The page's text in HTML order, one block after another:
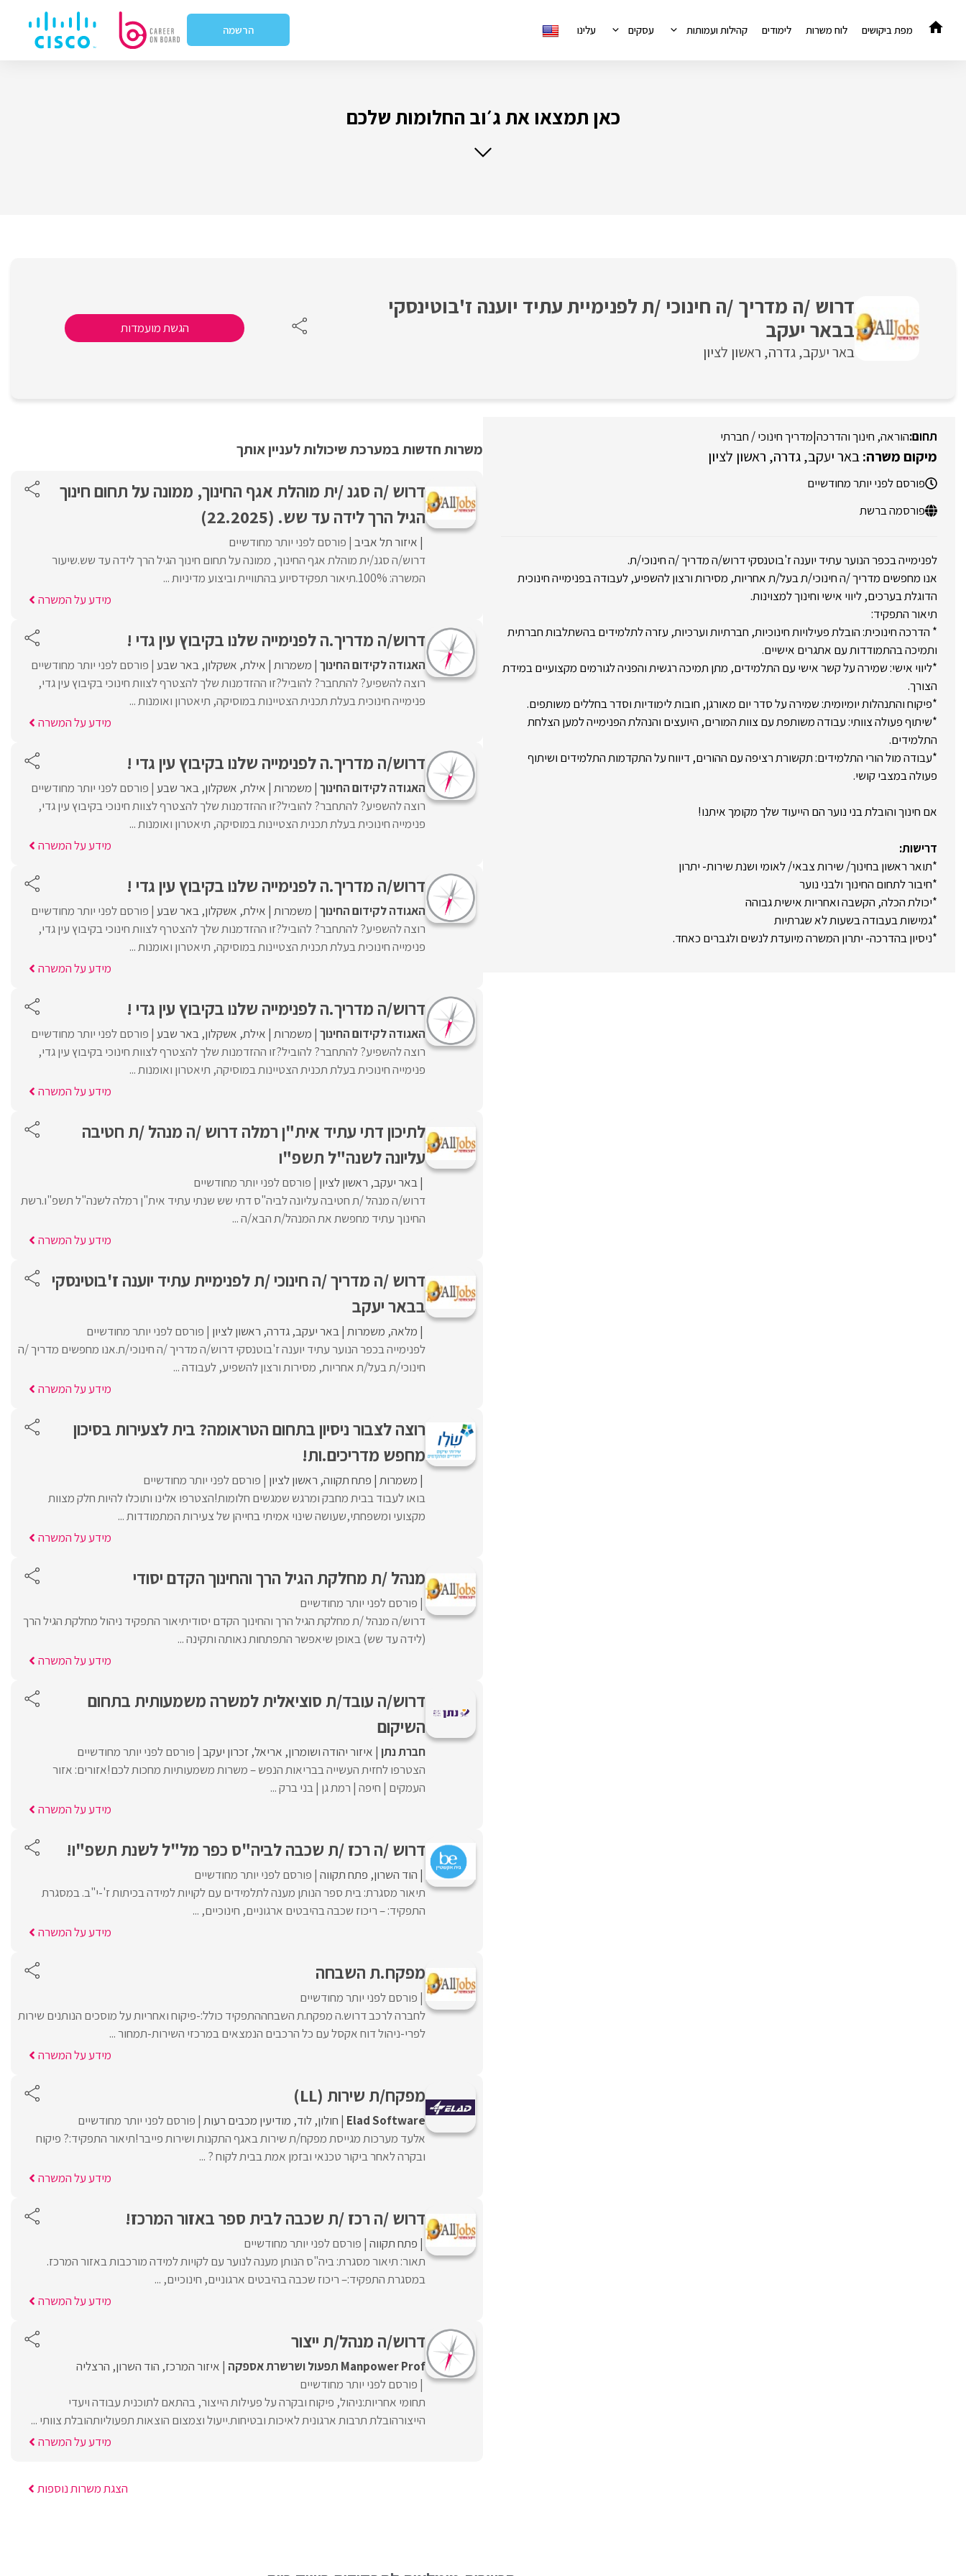
לתוכן
מפת ביקושים לוח משרות לימודים קהילות ועמותות עסקים עלינו הרשמה
כאן תמצאו את ג׳וב החלומות שלכם
דרוש /ה מדריך /ה חינוכי /ת לפנימיית עתיד יוענה ז'בוטינסקי
בבאר יעקב
באר יעקב גדרה ראשון לציון
הגשת מועמדות
הוראה, חינוך והדרכה|מדריך חינוכי / חברתי
באר יעקב גדרה ראשון לציון
פורסם לפני יותר מחודשיים
פורסמה ברשת
לפנימייה בכפר הנוער עתיד יוענה ז'בוטנסקי דרוש/ה מדריך /ה חינוכי/ת.
אנו מחפשים מדריך /ה חינוכי/ת בעל/ת אחריות, מסירות ורצון להשפיע, לעבודה בפנימייה חינוכית
הדוגלת בערכים, ליווי אישי וחינוך למצוינות.
תיאור התפקיד:
* הדרכה חינוכית: הובלת פעילויות חינוכיות, חברתיות וערכיות, עזרה לתלמידים בהשתלבות חברתית
ותמיכה בהתמודדות עם אתגרים אישיים.
*ליווי אישי: שמירה על קשר אישי עם התלמידים, מתן תמיכה רגשית והפניה לגורמים מקצועיים במידת
הצורך.
*פיקוח והתנהלות יומיומית: שמירה על סדר יום מאורגן, חובות לימודיות וסדר בחללים משותפים.
*שיתוף פעולה צוותי: עבודה משותפת עם צוות המורים, היועצים והנהלת הפנימייה למען הצלחת
התלמידים.
*עבודה מול הורי התלמידים: תקשורת רציפה עם ההורים, דיווח על התקדמות התלמידים ושיתוף
פעולה במצבי קושי.
אם חינוך והובלת בני נוער הם הייעוד שלך מקומך איתנו!
דרישות:
*תואר ראשון בחינוך/ שירות צבאי/ לאומי ושנת שירות- יתרון
*חיבור לתחום החינוך ולבני נוער
*יכולת הכלה, הקשבה ואחריות אישית גבוהה
*גמישות בעבודה בשעות לא שגרתיות
*ניסיון בהדרכה- יתרון המשרה מיועדת לנשים ולגברים כאחד.
משרות חדשות במערכת שיכולות לעניין אותך
דרוש /ה סגנ /ית מוהלת אגף החינוך, ממונה על תחום חינוך
הגיל הרך לידה עד שש. (22.2025)
איזור תל אביב פורסם לפני יותר מחודשיים
דרוש/ה סגנ/ית מוהלת אגף החינוך, ממונה על תחום חינוך הגיל הרך לידה עד שש.שיעור
המשרה: 100%.תיאור תפקידסיוע בהתוויית וביצוע מדיניות ...
מידע על המשרה
דרוש/ה מדריך.ה לפנימייה שלנו בקיבוץ עין גדי !
האגודה לקידום החינוך משמרות אילת אשקלון באר שבע פורסם לפני יותר מחודשיים
רוצה להשפיע? להתחבר? להוביל?זו ההזדמנות שלך להצטרף לצוות חינוכי בקיבוץ עין גדי,
פנימייה חינוכית בעלת תכנית הצטיינות במוסיקה, תיאטרון ואומנות ...
מידע על המשרה
דרוש/ה מדריך.ה לפנימייה שלנו בקיבוץ עין גדי !
האגודה לקידום החינוך משמרות אילת אשקלון באר שבע פורסם לפני יותר מחודשיים
רוצה להשפיע? להתחבר? להוביל?זו ההזדמנות שלך להצטרף לצוות חינוכי בקיבוץ עין גדי,
פנימייה חינוכית בעלת תכנית הצטיינות במוסיקה, תיאטרון ואומנות ...
מידע על המשרה
דרוש/ה מדריך.ה לפנימייה שלנו בקיבוץ עין גדי !
האגודה לקידום החינוך משמרות אילת אשקלון באר שבע פורסם לפני יותר מחודשיים
רוצה להשפיע? להתחבר? להוביל?זו ההזדמנות שלך להצטרף לצוות חינוכי בקיבוץ עין גדי,
פנימייה חינוכית בעלת תכנית הצטיינות במוסיקה, תיאטרון ואומנות ...
מידע על המשרה
דרוש/ה מדריך.ה לפנימייה שלנו בקיבוץ עין גדי !
האגודה לקידום החינוך משמרות אילת אשקלון באר שבע פורסם לפני יותר מחודשיים
רוצה להשפיע? להתחבר? להוביל?זו ההזדמנות שלך להצטרף לצוות חינוכי בקיבוץ עין גדי,
פנימייה חינוכית בעלת תכנית הצטיינות במוסיקה, תיאטרון ואומנות ...
מידע על המשרה
לתיכון דתי עתיד אית"ן רמלה דרוש /ה מנהל /ת חטיבה
עליונה לשנה"ל תשפ"ו
באר יעקב ראשון לציון פורסם לפני יותר מחודשיים
דרוש/ה מנהל /ת חטיבה עליונה לביה"ס דתי שש שנתי עתיד אית"ן רמלה לשנה"ל תשפ"ו.רשת
החינוך עתיד מחפשת את המנהל/ת הבא/ה ...
מידע על המשרה
דרוש /ה מדריך /ה חינוכי /ת לפנימיית עתיד יוענה ז'בוטינסקי
בבאר יעקב
מלאה משמרות באר יעקב גדרה ראשון לציון פורסם לפני יותר מחודשיים
לפנימייה בכפר הנוער עתיד יוענה ז'בוטנסקי דרוש/ה מדריך /ה חינוכי/ת.אנו מחפשים מדריך /ה
חינוכי/ת בעל/ת אחריות, מסירות ורצון להשפיע, לעבודה ...
מידע על המשרה
רוצה לצבור ניסיון בתחום הטראומה? בית לצעירות בסיכון
מחפש מדריכים.ות!
משמרות פתח תקווה ראשון לציון פורסם לפני יותר מחודשיים
בואו לעבוד בבית מחבק ומרגש שמגשים חלומות!הצטרפו אלינו ותוכלו להיות חלק מצוות
מקצועי ומשפחתי,שעושה שינוי אמיתי בחייהן של צעירות המתמודדות ...
מידע על המשרה
מנהל /ת מחלקת הגיל הרך והחינוך הקדם יסודי
פורסם לפני יותר מחודשיים
דרוש/ה מנהל /ת מחלקת הגיל הרך והחינוך הקדם יסודיתיאור התפקיד ניהול מחלקת הגיל הרך
(לידה עד שש) באופן שיאפשר התפתחות נאותה ותקינה ...
מידע על המשרה
דרוש/ה עובד/ת סוציאלית למשרה משמעותית בתחום
השיקום
חברת נתן איזור יהודה ושומרון אריאל זכרון יעקב פורסם לפני יותר מחודשיים
הצטרפו לחזית העשייה בבריאות הנפש – משרות משמעותיות מחכות לכם!אזורים: אזור
העמקים | חיפה | רמת גן | בני ברק ...
מידע על המשרה
דרוש /ה רכז /ת שכבה לביה"ס כפר מל"ל לשנת תשפ"ו!
הוד השרון פתח תקווה פורסם לפני יותר מחודשיים
תיאור מסגרת: בית ספר הנותן מענה לתלמידים עם לקויות למידה בכיתות ז'-י"ב. במסגרת
התפקיד: – ריכוז שכבה בהיבטים ארגוניים, חינוכיים, ...
מידע על המשרה
מפקח.ת השבחה
פורסם לפני יותר מחודשיים
לחברה לרכב דרוש.ה מפקח.ת השבחההתפקיד כולל:-פיקוח ואחריות על מוסכים הנותנים שירות
לפרי-ניהול דוח אקסל עם כל הרכבים הנמצאים במרכזי השירות-תמחור ...
מידע על המשרה
מפקח/ת שירות (LL)
Elad Software חולון לוד מודיעין מכבים רעות פורסם לפני יותר מחודשיים
אלעד מערכות מגייסת מפקח/ת שירות באגף התקנות ושירות פייבר!תיאור התפקיד:? פיקוח
ובקרה לאחר ביקור טכנאי ובזמן אמת בבית לקוח ? ...
מידע על המשרה
דרוש /ה רכז /ת שכבה לבית ספר באזור המרכז!
פתח תקווה פורסם לפני יותר מחודשיים
תאור: תיאור מסגרת: ביה"ס הנותן מענה לנוער עם לקויות למידה מורכבות באזור המרכז.
במסגרת התפקיד:– ריכוז שכבה בהיבטים ארגוניים, חינוכיים, ...
מידע על המשרה
דרוש/ה מנהל/ת ייצור
Manpower Prof תפעול ושרשרת אספקה איזור המרכז הוד השרון הרצליה
פורסם לפני יותר מחודשיים
תחומי אחריות:ניהול, פיקוח ובקרה על פעילות הייצור, בהתאם לתוכנית עבודה ויעדי
הייצורהובלת תרבות ארגונית לאיכות ובטיחות.ייעול וצמצום הוצאות תפעוליותהובלת צוותי ...
מידע על המשרה
הצגת משרות נוספות